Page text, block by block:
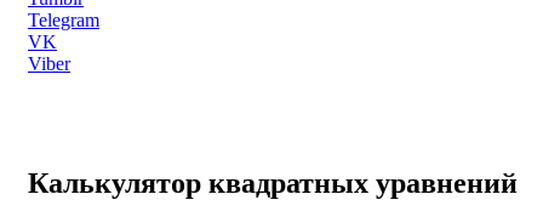
Telegram
VK
Viber
Калькулятор квадратных уравнений